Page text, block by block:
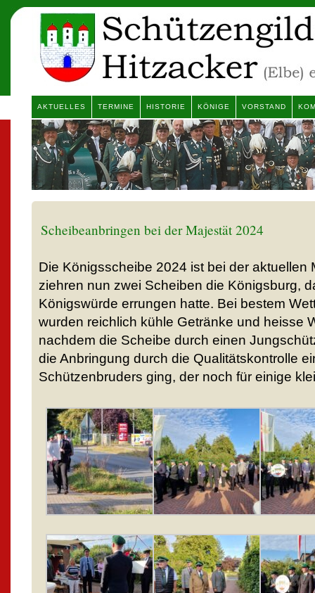
AKTUELLES TERMINE HISTORIE KÖNIGE VORSTAND
Scheibeanbringen bei der Majestät 2024
Die Königsscheibe 2024 ist bei der aktuellen
ziehren nun zwei Scheiben die Königsburg,
Königswürde errungen hatte. Bei bestem
wurden reichlich kühle Getränke und heisse
nachdem die Scheibe durch einen
die Anbringung durch die Qualitätskontrolle
Schützenbruders ging, der noch für einige